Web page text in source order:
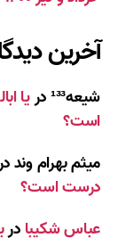
آخرین
شیعه¹³³ دریا
است؟
میثم بهرام وند
درست است؟
عباس شکیبا در